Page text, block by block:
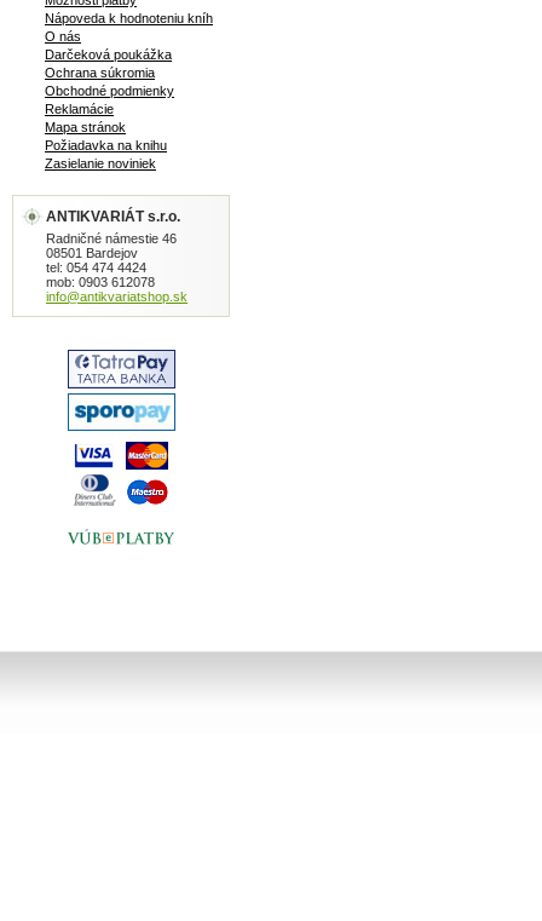
Nápoveda k hodnoteniu kníh
O nás
Darčeková poukážka
Ochrana súkromia
Obchodné podmienky
Reklamácie
Mapa stránok
Požiadavka na knihu
Zasielanie noviniek
ANTIKVARIÁT s.r.o.
Radničné námestie 46
08501 Bardejov
tel: 054 474 4424
mob: 0903 612078
info@antikvariatshop.sk